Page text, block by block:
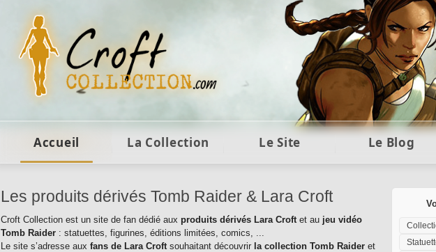
Figurines Lara Croft et collection Tomb Raider : statues, objets et
Accueil La Collection Le Site Le Blog
Les produits dérivés Tomb Raider & Lara Croft
Croft Collection est un site de fan dédié aux produits dérivés Lara Croftet au jeu vidéo
Tomb Raider : statuettes, figurines, éditions limitées, comics, ...
Le site s’adresse aux fans de Lara Croftsouhaitant découvrir la collection Tomb Raider et